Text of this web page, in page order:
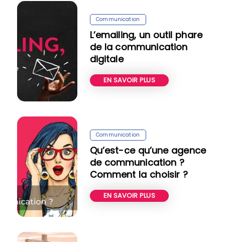
Communication
L’emailing, un outil phare
de la communication
digitale
EN SAVOIR PLUS
Communication
Qu’est-ce qu’une agence
de communication ?
Comment la choisir ?
EN SAVOIR PLUS